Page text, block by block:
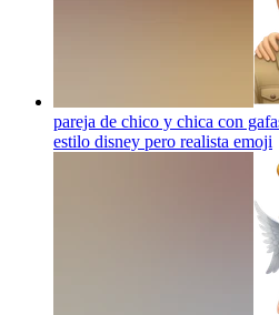
pareja de chico y chica con
estilo disney pero realista emoji